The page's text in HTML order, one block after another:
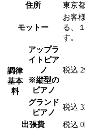
住所
東京
モットー
お客
る、
す。
調律
基本
料
アップラ
イトピア
ノ
※縦型の
ピアノ
税込
グランド
ピアノ
税込
出張費 税込 0